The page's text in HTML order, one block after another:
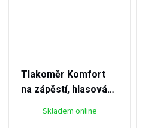
Tlakoměr Komfort
na zápěstí, hlasová
Skladem online